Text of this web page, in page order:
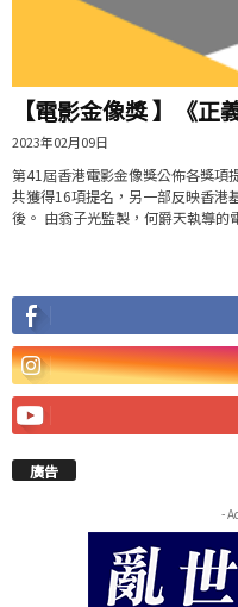
【電影金像獎 】《
2023年02月09日
第41屆香港電影金像獎公佈各獎項
共獲得16項提名，另一部反映香港
後。 由翁子光監製，何爵天執導的
廣告
-